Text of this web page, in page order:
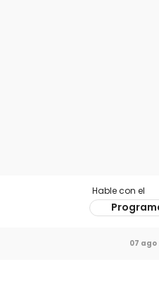
Hable con el
07 ago